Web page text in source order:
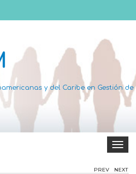
y del Caribe en Gestión de
Toggle
PREV NEXT